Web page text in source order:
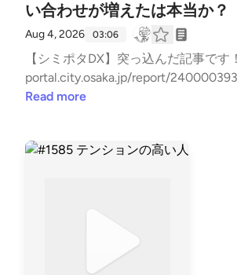
い合わせが増えたは本当か？
Aug 4, 2026 03:06
【シミポタDX】突っ込んだ記事で
portal.city.osaka.jp/report/
お問い合わせはお気軽に！⇒⁠⁠⁠⁠⁠⁠⁠⁠⁠⁠⁠⁠⁠⁠⁠⁠⁠⁠⁠⁠⁠⁠⁠⁠⁠⁠⁠⁠⁠⁠⁠⁠⁠⁠⁠⁠⁠⁠⁠⁠⁠⁠⁠⁠⁠⁠⁠⁠⁠⁠⁠⁠⁠⁠⁠⁠⁠⁠⁠⁠⁠⁠⁠⁠⁠⁠⁠⁠⁠⁠⁠⁠⁠⁠⁠⁠⁠⁠⁠⁠⁠⁠⁠⁠⁠⁠⁠⁠⁠⁠⁠⁠⁠⁠⁠⁠⁠⁠⁠⁠⁠⁠⁠⁠⁠⁠⁠⁠⁠⁠⁠⁠⁠⁠⁠⁠⁠⁠⁠⁠⁠⁠⁠⁠⁠⁠⁠⁠⁠⁠⁠⁠⁠⁠⁠⁠⁠⁠⁠⁠⁠⁠⁠⁠⁠⁠⁠⁠⁠⁠⁠⁠⁠⁠⁠⁠⁠⁠⁠⁠⁠⁠⁠⁠⁠⁠⁠⁠⁠⁠⁠⁠⁠⁠⁠⁠⁠⁠⁠⁠⁠⁠⁠⁠⁠⁠⁠⁠⁠⁠⁠⁠⁠⁠⁠⁠⁠⁠⁠⁠⁠⁠⁠⁠⁠⁠⁠⁠⁠⁠⁠⁠⁠⁠⁠⁠⁠⁠⁠⁠⁠⁠⁠⁠⁠⁠⁠⁠⁠⁠⁠⁠⁠⁠⁠⁠⁠⁠⁠⁠⁠⁠⁠⁠⁠⁠⁠⁠⁠⁠⁠⁠⁠⁠⁠⁠⁠⁠⁠⁠⁠⁠⁠⁠⁠⁠⁠⁠⁠⁠⁠⁠⁠⁠⁠⁠⁠⁠⁠⁠⁠⁠⁠⁠⁠⁠⁠⁠⁠⁠⁠⁠⁠⁠⁠⁠⁠⁠⁠⁠⁠⁠⁠⁠⁠⁠⁠⁠⁠⁠⁠⁠⁠⁠⁠⁠⁠⁠⁠⁠⁠⁠⁠⁠⁠⁠⁠⁠⁠⁠⁠⁠⁠⁠⁠⁠⁠⁠⁠⁠⁠⁠⁠⁠⁠⁠⁠⁠⁠⁠⁠⁠⁠⁠⁠⁠⁠⁠⁠⁠⁠⁠⁠⁠⁠⁠⁠⁠⁠⁠⁠⁠⁠⁠⁠⁠⁠⁠⁠⁠⁠⁠⁠⁠⁠⁠⁠⁠⁠⁠⁠⁠⁠⁠⁠⁠⁠⁠⁠⁠⁠⁠⁠⁠⁠⁠⁠⁠⁠⁠⁠⁠⁠⁠⁠⁠⁠⁠⁠⁠⁠⁠⁠⁠⁠⁠⁠⁠⁠⁠⁠⁠⁠⁠⁠⁠⁠⁠⁠⁠⁠⁠⁠⁠⁠⁠⁠⁠⁠⁠⁠⁠⁠⁠https://
Read more